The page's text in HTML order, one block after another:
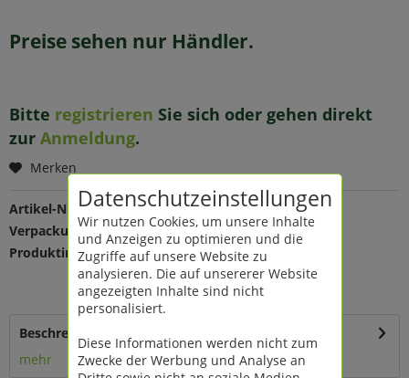
Preise sehen nur Händler.
Bitte registrieren Sie sich oder gehen direkt
zur Anmeldung.
Merken
Artikel-Nr.:
57455
Verpackungseinheit:
1 St
Produktinfo:
Farbe: silber
Maße: Ø 15 cm
Material: Zink
Beschreibung
mehr
Datenschutzeinstellungen
Wir nutzen Cookies, um unsere Inhalte
und Anzeigen zu optimieren und die
Zugriffe auf unsere Website zu
analysieren. Die auf unsererer Website
angezeigten Inhalte sind nicht
personalisiert.
Diese Informationen werden nicht zum
Zwecke der Werbung und Analyse an